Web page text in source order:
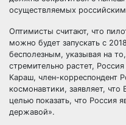
осуществляемых российским
Оптимисты считают, что
можно будет запускать с
бесполезным, указывая на
стремительно растет,
Караш, член-корреспондент
космонавтики, заявляет,
целью показать, что Россия
державой».